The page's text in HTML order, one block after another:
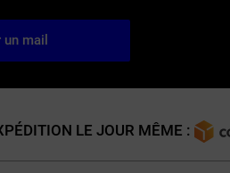
un mail
LE JOUR MÊME :